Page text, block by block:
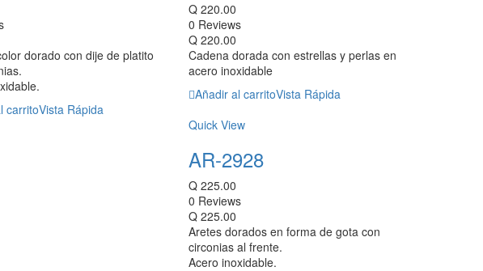
dorado con dije de platito
carritoVista Rápida
Q220.00
0 Reviews
Q220.00
Cadena dorada con estrellas y perlas en
acero inoxidable
Añadir al carritoVista Rápida
Quick View
AR-2928
Q225.00
0 Reviews
Q225.00
Aretes dorados en forma de gota con
circonias al frente.
Acero inoxidable.